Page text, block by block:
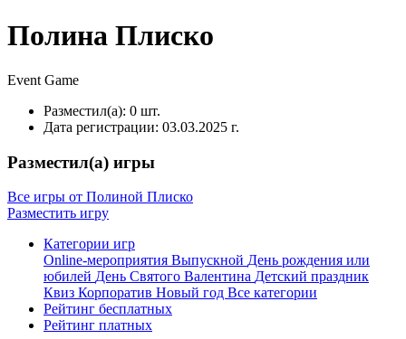
Полина Плиско
Event Game
Разместил(а): 0 шт.
Дата регистрации: 03.03.2025 г.
Разместил(а) игры
Все игры от Полиной Плиско
Разместить игру
Категории игр
Online-мероприятия Выпускной День рождения или
юбилей День Святого Валентина Детский праздник
Квиз Корпоратив Новый год Все категории
Рейтинг бесплатных
Рейтинг платных